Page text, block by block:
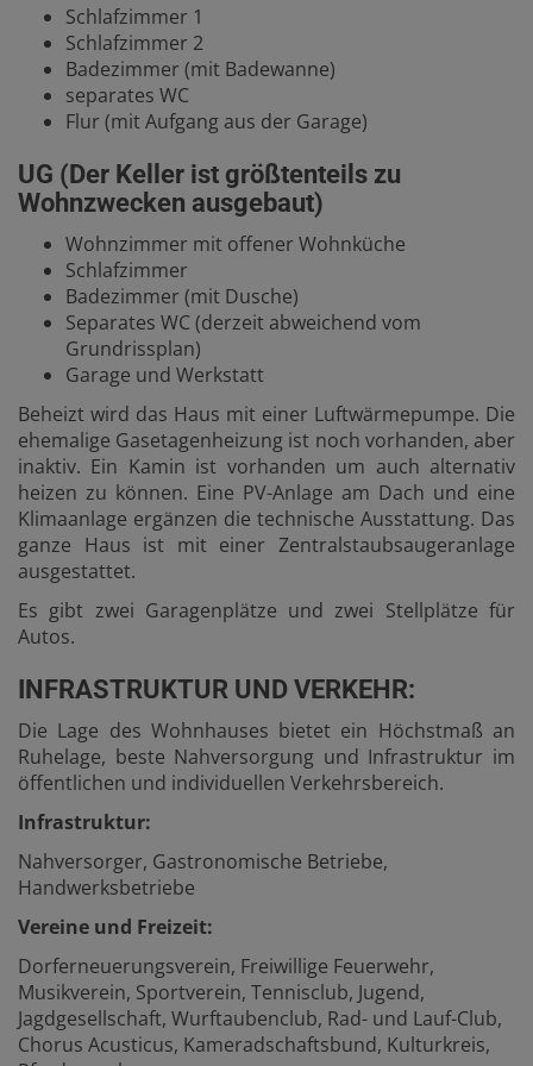
Schlafzimmer 1
Schlafzimmer 2
Badezimmer (mit Badewanne)
separates WC
Flur (mit Aufgang aus der Garage)
UG (Der Keller ist größtenteils zu
Wohnzwecken ausgebaut)
Wohnzimmer mit offener Wohnküche
Schlafzimmer
Badezimmer (mit Dusche)
Separates WC (derzeit abweichend vom
Grundrissplan)
Garage und Werkstatt
Beheizt wird das Haus mit einer Luftwärmepumpe. Die
ehemalige Gasetagenheizung ist noch vorhanden, aber
inaktiv. Ein Kamin ist vorhanden um auch alternativ
heizen zu können. Eine PV-Anlage am Dach und eine
Klimaanlage ergänzen die technische Ausstattung. Das
ganze Haus ist mit einer Zentralstaubsaugeranlage
ausgestattet.
Es gibt zwei Garagenplätze und zwei Stellplätze für
Autos.
INFRASTRUKTUR UND VERKEHR:
Die Lage des Wohnhauses bietet ein Höchstmaß an
Ruhelage, beste Nahversorgung und Infrastruktur im
öffentlichen und individuellen Verkehrsbereich.
Infrastruktur:
Nahversorger, Gastronomische Betriebe,
Handwerksbetriebe
Vereine und Freizeit:
Dorferneuerungsverein, Freiwillige Feuerwehr,
Musikverein, Sportverein, Tennisclub, Jugend,
Jagdgesellschaft, Wurftaubenclub, Rad- und Lauf-Club,
Chorus Acusticus, Kameradschaftsbund, Kulturkreis,